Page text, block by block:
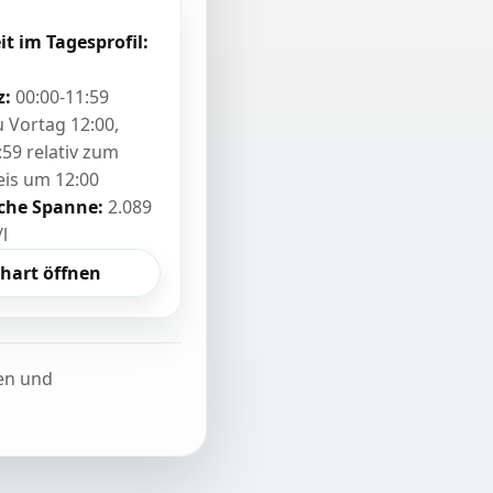
im Tagesprofil:
00:00-11:59
Vortag 12:00,
relativ zum
um 12:00
Spanne: 2.089
öffnen
und